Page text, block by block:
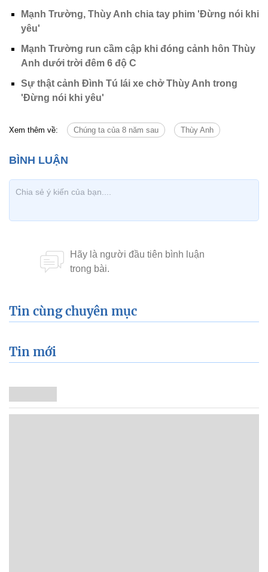
Mạnh Trường, Thùy Anh chia tay phim 'Đừng nói khi
yêu'
Mạnh Trường run cầm cập khi đóng cảnh hôn Thùy
Anh dưới trời đêm 6 độ C
Sự thật cảnh Đình Tú lái xe chở Thùy Anh trong
'Đừng nói khi yêu'
Xem thêm về: Chúng ta của 8 năm sau Thùy Anh
Tin cùng chuyên mục
Tin mới